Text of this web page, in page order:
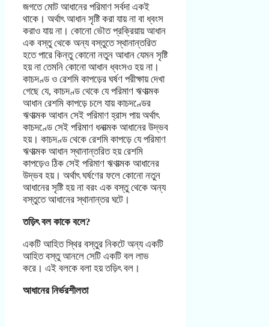
জগতে মোট আধানের পরিমাণ সর্বদা একই
থাকে। অর্থাৎ আধান সৃষ্টি করা যায় না বা ধ্বংস
করাও যায় না। কোনো ভৌত প্রক্রিয়ায় আধান
এক বস্তু থেকে অন্য বস্তুতে স্থানান্তরিত
হতে পারে কিন্তু কোনো নতুন আধান যেমন সৃষ্টি
হয় না তেমনি কোনো আধান ধ্বংসও হয় না।
কাচদণ্ড ও রেশমি কাপড়ের ঘর্ষণ পরীক্ষায় দেখা
গেছে যে, কাচদণ্ড থেকে যে পরিমাণ ঋণাত্মক
আধান রেশমি কাপড়ে চলে যায় কাচদণ্ডের
ঋণাত্মক আধান সেই পরিমাণ হ্রাস পায় অর্থাৎ
কাচদণ্ডে সেই পরিমাণ ধনাত্মক আধানের উদ্ভব
হয়। কাচদণ্ড থেকে রেশমি কাপড়ে যে পরিমাণ
ঋণাত্মক আধান স্থানান্তরিত হয় রেশমি
কাপড়েও ঠিক সেই পরিমাণ ঋণাত্মক আধানের
উদ্ভব হয়। অর্থাৎ ঘর্ষণের ফলে কোনো নতুন
আধানের সৃষ্টি হয় না বরং এক বস্তু থেকে অন্য
বস্তুতে আধানের স্থানান্তর ঘটে।
তড়িৎ বলকাকে বলে?
একটি আহিত স্থির বস্তুর নিকটে অন্য একটি
আহিত বস্তু আনলে সেটি একটি বল লাভ
করে। এই বলকে বলা হয় তড়িৎ বল।
আধানের নির্ভরশীলতা